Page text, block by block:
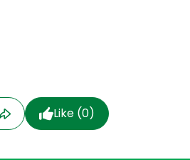
Like (0)